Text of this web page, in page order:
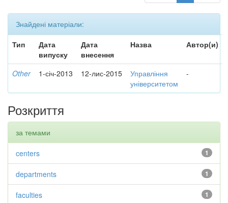
Знайдені матеріали:
Тип
Дата
випуску
Дата
внесення
Назва Автор(и)
Other 1-січ-2013 12-лис-2015
Управління
університетом
-
Розкриття
за темами
1
centers
1
departments
1
faculties